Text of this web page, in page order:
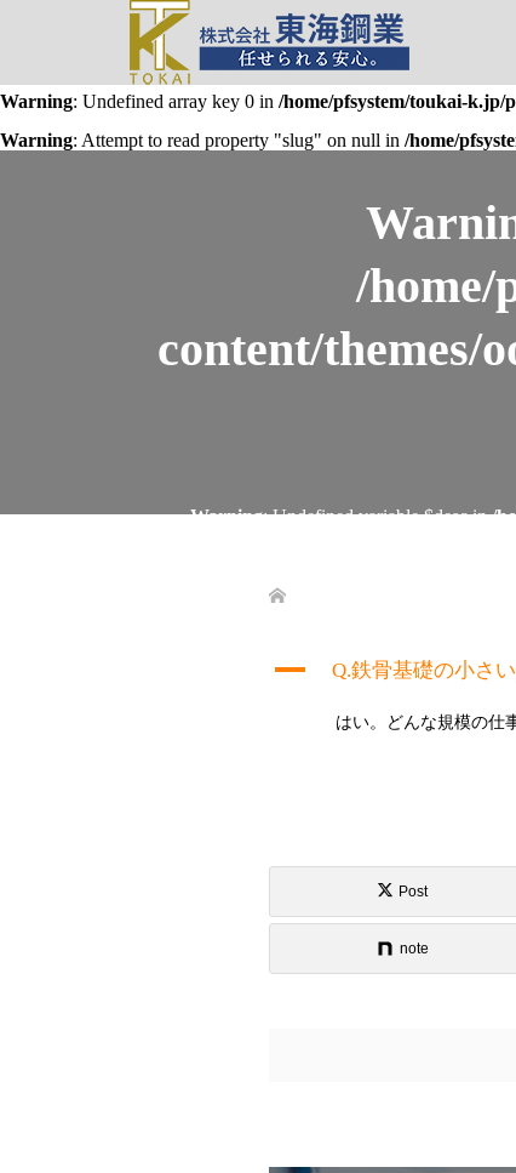
Warning: Undefined array key 0 in /home/pfsystem/toukai-k.jp/
Warning: Attempt to read property "slug" on null in /home/
/home/
content/themes/
Warning: Undefined variable $desc in/
A Q.鉄骨基礎の小さ
はい。どんな規模の仕
Post
note